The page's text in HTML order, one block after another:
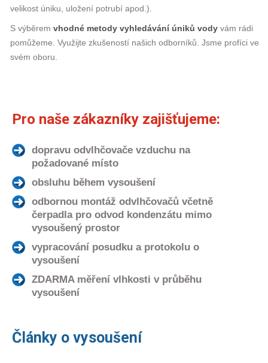
velikost úniku, uložení potrubí apod.).
S výběrem vhodné metody vyhledávání úniků vody vám rádi
pomůžeme. Využijte zkušeností našich odborníků. Jsme profíci ve
svém oboru.
Pro naše zákazníky zajišťujeme:
dopravu odvlhčovače vzduchu na
požadované místo
obsluhu během vysoušení
odbornou montáž odvlhčovačů včetně
čerpadla pro odvod kondenzátu mimo
vysoušený prostor
vypracování posudku a protokolu o
vysoušení
ZDARMA měření vlhkosti v průběhu
vysoušení
Články o vysoušení